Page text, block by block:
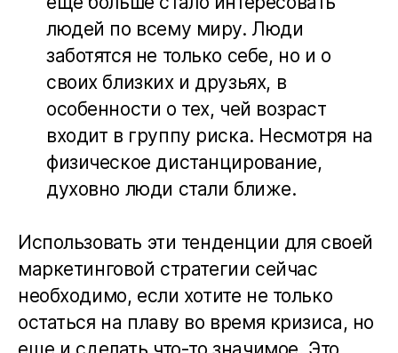
людей по всему миру. Люди
заботятся не только себе, но и о
своих близких и друзьях, в
особенности о тех, чей возраст
входит в группу риска. Несмотря на
физическое дистанцирование,
духовно люди стали ближе.
Использовать эти тенденции для своей
маркетинговой стратегии сейчас
необходимо, если хотите не только
остаться на плаву во время кризиса, но